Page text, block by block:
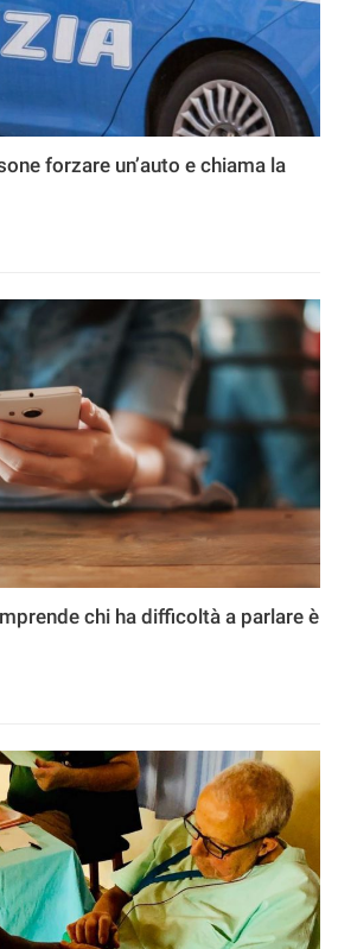
forzare un’auto e chiama la
chi ha difficoltà a parlare è